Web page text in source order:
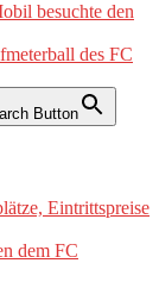
besuchte den
des FC
Button
Eintrittspreise
dem FC